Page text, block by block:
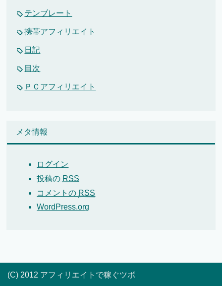
テンブレート
携帯アフィリエイト
日記
目次
ＰＣアフィリエイト
メタ情報
ログイン
投稿の RSS
コメントの RSS
WordPress.org
(C) 2012 アフィリエイトで稼ぐツボ